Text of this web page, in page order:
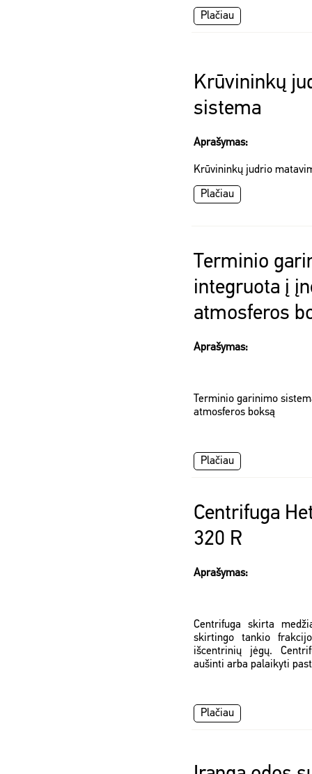
Plačiau
Krūvininkų
sistema
Aprašymas:
Krūvininkų judrio
Plačiau
Terminio
integruota į
atmosferos
Aprašymas:
Terminio garinimo
atmosferos boksą
Plačiau
Centrifuga
320 R
Aprašymas:
Centrifuga skirta
skirtingo tankio
išcentrinių jėgų.
aušinti arba palaikyti
Plačiau